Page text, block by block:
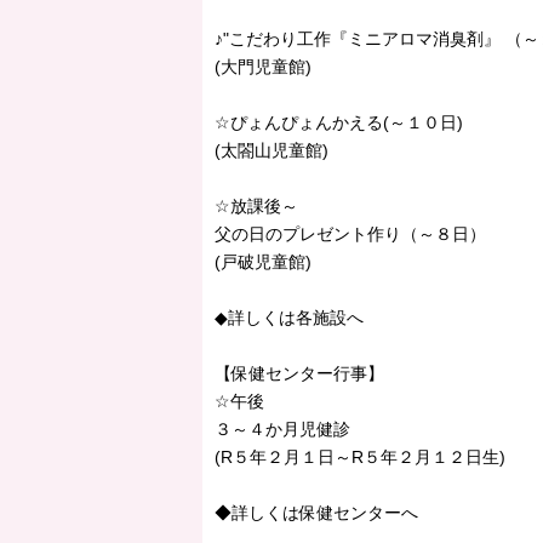
♪"こだわり工作『ミニアロマ消臭
(大門児童館)
☆ぴょんぴょんかえる(～１０日)
(太閤山児童館)
☆放課後～
父の日のプレゼント作り（～８日）
(戸破児童館)
◆詳しくは各施設へ
【保健センター行事】
☆午後
３～４か月児健診
(R５年２月１日～R５年２月１２日生)
◆詳しくは保健センターへ